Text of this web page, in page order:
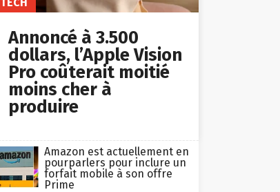
Annoncé à 3.500
dollars, l’Apple Vision
Pro coûterait moitié
moins cher à
produire
Amazon est actuellement en
pourparlers pour inclure un
forfait mobile à son offre
Prime